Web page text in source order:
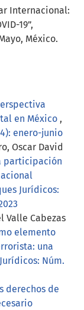
Internacional:
19”,
México.
en México ,
enero-junio
Oscar David
participación
Jurídicos:
Valle Cabezas
elemento
una
Núm.
derechos de